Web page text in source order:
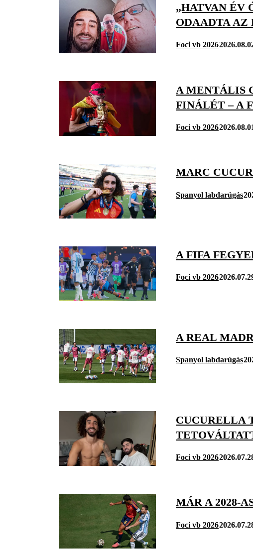
„HATVAN ÉV
ODAADTA AZ
Foci vb 2026
A MENTÁLIS
FINÁLÉT – A
Foci vb 2026
MARC
Spanyol labdarúgás
A FIFA
Foci vb 2026
A REAL
Spanyol labdarúgás
CUCURELLA
Foci vb 2026
MÁR A 2028-
Foci vb 2026